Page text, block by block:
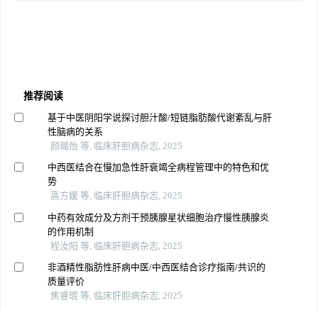
推荐阅读
基于中医阴阳学说探讨胆汁酸/短链脂肪酸代谢紊乱与肝
性脑病的关系
颜璐怡 等, 临床肝胆病杂志, 2025
中西医结合在慢加急性肝衰竭全病程管理中的特色和优
势
高方媛 等, 临床肝胆病杂志, 2025
中药有效成分及方剂干预胰腺星状细胞治疗慢性胰腺炎
的作用机制
程汝阳 等, 临床肝胆病杂志, 2025
非酒精性脂肪性肝病中医/中西医结合诊疗指南/共识的
质量评价
焦睿珉 等, 临床肝胆病杂志, 2025